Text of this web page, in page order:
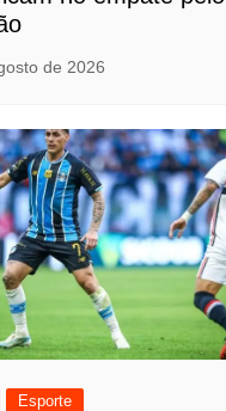
de 2026
Esporte